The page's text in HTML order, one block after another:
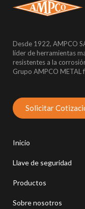
Desde 1922, AMPCO
líder de herramientas
resistentes a la
Grupo AMPCO METAL
Solicitar
Inicio
Llave de seguridad
Productos
Sobre nosotros